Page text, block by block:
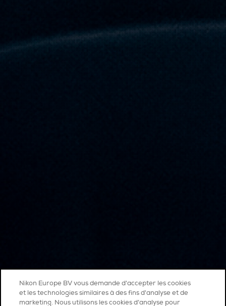
Nikon Europe BV vous demande d'accepter les cookies
et les technologies similaires à des fins d'analyse et de
marketing. Nous utilisons les cookies d’analyse pour